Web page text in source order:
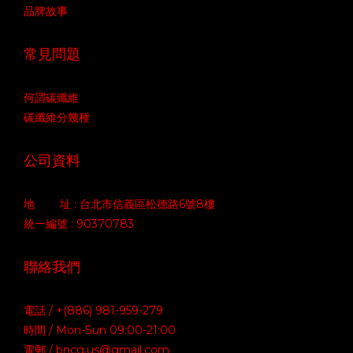
品牌故事
常見問題
何謂碳纖維
碳纖維分幾種
公司資料
地 址 : 台北市信義區松德路6號8樓
統一編號 : 90370783
聯絡我們
電話 / +(886) 981-959-279
時間 / Mon-Sun 09:00-21:00
電郵 / bncg.us@gmail.com